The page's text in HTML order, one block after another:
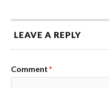
LEAVE A REPLY
Comment *